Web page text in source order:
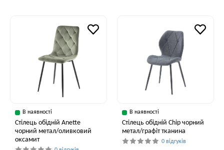
В наявності
Стілець обідній Anette
чорний метал/оливковий
оксамит
В наявності
Стілець обідній Chip чорний
метал/графіт тканина
0 відгуків